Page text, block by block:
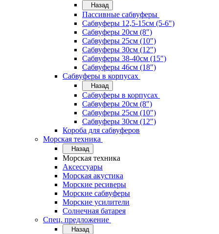
Назад
Пассивные сабвуферы
Сабвуферы 12,5-15см (5-6")
Сабвуферы 20см (8")
Сабвуферы 25см (10")
Сабвуферы 30см (12")
Сабвуферы 38-40см (15")
Сабвуферы 46см (18")
Сабвуферы в корпусах
Назад
Сабвуферы в корпусах
Сабвуферы 20см (8")
Сабвуферы 25см (10")
Сабвуферы 30см (12")
Короба для сабвуферов
Морская техника
Назад
Морская техника
Аксессуары
Морская акустика
Морские ресиверы
Морские сабвуферы
Морские усилители
Солнечная батарея
Спец. предложение
Назад